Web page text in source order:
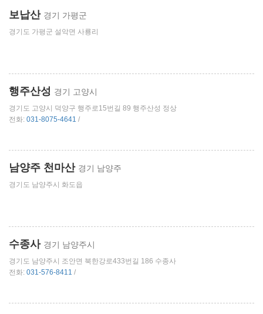
보납산 경기 가평군
경기도 가평군 설악면 사룡리
행주산성 경기 고양시
경기도 고양시 덕양구 행주로15번길 89 행주산성 정상
전화: 031-8075-4641 /
남양주 천마산 경기 남양주
경기도 남양주시 화도읍
수종사 경기 남양주시
경기도 남양주시 조안면 북한강로433번길 186 수종사
전화: 031-576-8411 /